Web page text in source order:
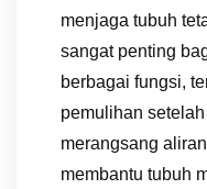
menjaga tubuh
sangat penting
berbagai fungsi,
pemulihan
merangsang
membantu tubuh